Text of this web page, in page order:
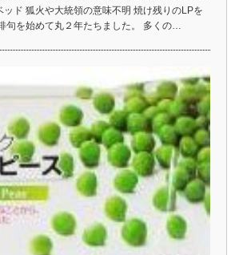
ッド 狐火や大統領の意味不明 焼け残りのLPを
句を始めて丸２年たちました。 多くの…